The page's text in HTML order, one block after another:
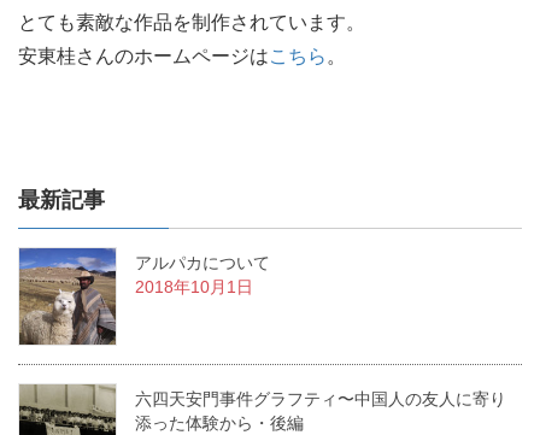
とても素敵な作品を制作されています。
安東桂さんのホームページはこちら 。
最新記事
アルパカについて
2018年10月1日
六四天安門事件グラフティ〜中国人の友人に寄り
添った体験から・後編